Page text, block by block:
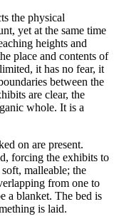
the physical
yet at the same time
heights and
place and contents of
it has no fear, it
between the
are clear, the
whole. It is a
on are present.
forcing the exhibits to
malleable; the
from one to
a blanket. The bed is
is laid.